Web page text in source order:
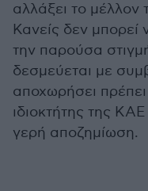
αλλάξει το
Κανείς δεν μπορεί
την παρούσα
δεσμεύεται με
αποχωρήσει
ιδιοκτήτης της
γερή αποζημίωση.